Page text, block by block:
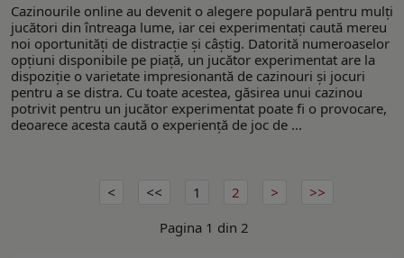
Cazinourile online au devenit o alegere populară pentru mulți
jucători din întreaga lume, iar cei experimentați caută mereu
noi oportunități de distracție și câștig. Datorită numeroaselor
opțiuni disponibile pe piață, un jucător experimentat are la
dispoziție o varietate impresionantă de cazinouri și jocuri
pentru a se distra. Cu toate acestea, găsirea unui cazinou
potrivit pentru un jucător experimentat poate fi o provocare,
deoarece acesta caută o experiență de joc de ...
1
2
Pagina 1 din 2